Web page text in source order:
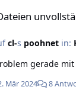
cl-s poohnetin:
Mär 2024 8